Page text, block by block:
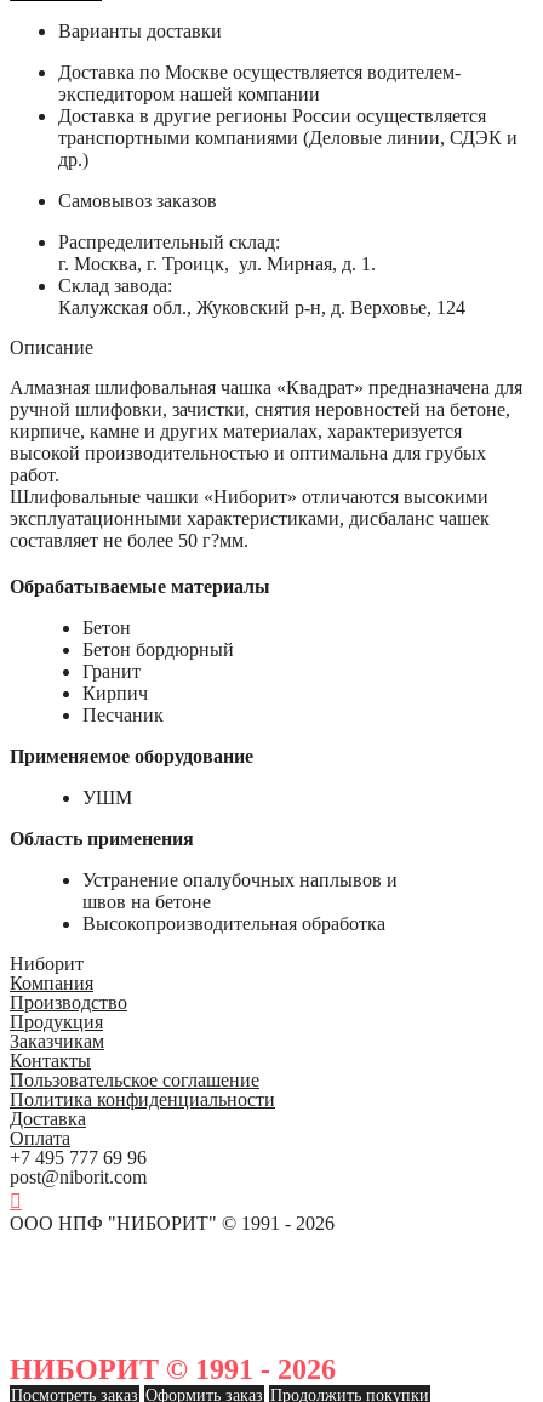
Варианты доставки
Доставка по Москве осуществляется водителем-
экспедитором нашей компании
Доставка в другие регионы России осуществляется
транспортными компаниями (Деловые линии, СДЭК и
др.)
Самовывоз заказов
Распределительный склад:
г. Москва, г. Троицк, ул. Мирная, д. 1.
Склад завода:
Калужская обл., Жуковский р-н, д. Верховье, 124
Описание
Алмазная шлифовальная чашка «Квадрат» предназначена для
ручной шлифовки, зачистки, снятия неровностей на бетоне,
кирпиче, камне и других материалах, характеризуется
высокой производительностью и оптимальна для грубых
работ.
Шлифовальные чашки «Ниборит» отличаются высокими
эксплуатационными характеристиками, дисбаланс чашек
составляет не более 50 г?мм.
Обрабатываемые материалы
Бетон
Бетон бордюрный
Гранит
Кирпич
Песчаник
Применяемое оборудование
УШМ
Область применения
Устранение опалубочных наплывов и
швов на бетоне
Высокопроизводительная обработка
Ниборит
Компания
Производство
Продукция
Заказчикам
Контакты
Пользовательское соглашение
Политика конфиденциальности
Доставка
Оплата
+7 495 777 69 96
post@niborit.com
ООО НПФ "НИБОРИТ" © 1991 - 2026
НИБОРИТ © 1991 - 2026
Посмотреть заказ Оформить заказ Продолжить покупки